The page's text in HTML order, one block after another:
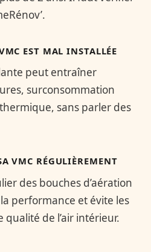
EST MAL INSTALLÉE
peut entraîner
surconsommation
sans parler des
VMC RÉGULIÈREMENT
des bouches d’aération
performance et évite les
qualité de l’air intérieur.